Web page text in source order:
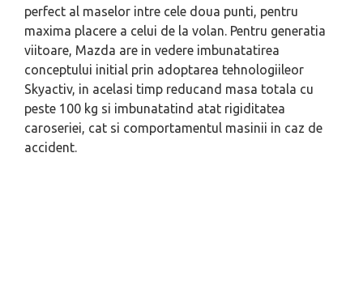
perfect al maselor intre cele doua punti, pentru
maxima placere a celui de la volan. Pentru generatia
viitoare, Mazda are in vedere imbunatatirea
conceptului initial prin adoptarea tehnologiileor
Skyactiv, in acelasi timp reducand masa totala cu
peste 100 kg si imbunatatind atat rigiditatea
caroseriei, cat si comportamentul masinii in caz de
accident.